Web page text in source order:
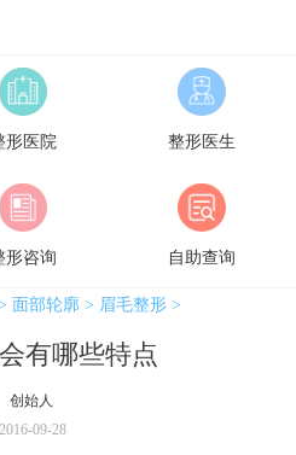
形医院 整形医生
形咨询 自助查询
面部轮廓 > 眉毛整形>
有哪些特点
创始人
2016-09-28